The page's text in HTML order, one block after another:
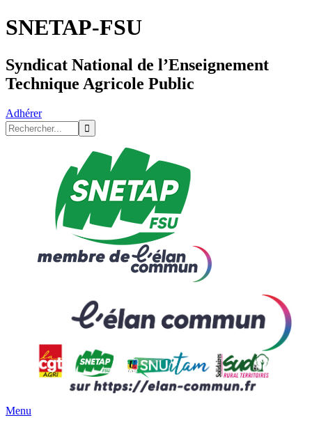
SNETAP-FSU
Syndicat National de l’Enseignement
Technique Agricole Public
Adhérer
Menu